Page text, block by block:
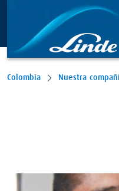
Colombia Nuestra